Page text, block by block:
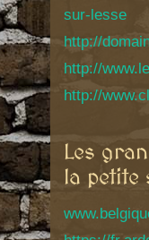
sur-lesse
http://
http://
http://
Les
la petite